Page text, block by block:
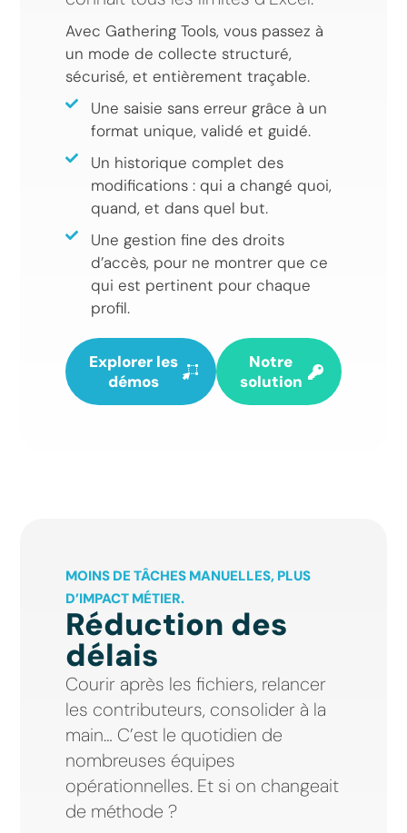
Avec Gathering Tools, vous passez à
un mode de collecte structuré,
sécurisé, et entièrement traçable.
Une saisie sans erreur grâce à un
format unique, validé et guidé.
Un historique complet des
modifications : qui a changé quoi,
quand, et dans quel but.
Une gestion fine des droits
d’accès, pour ne montrer que ce
qui est pertinent pour chaque
profil.
Explorer les
démos
Notre
solution
MOINS DE TÂCHES MANUELLES, PLUS
D’IMPACT MÉTIER.
Réduction des
délais
Courir après les fichiers, relancer
les contributeurs, consolider à la
main… C’est le quotidien de
nombreuses équipes
opérationnelles. Et si on changeait
de méthode ?